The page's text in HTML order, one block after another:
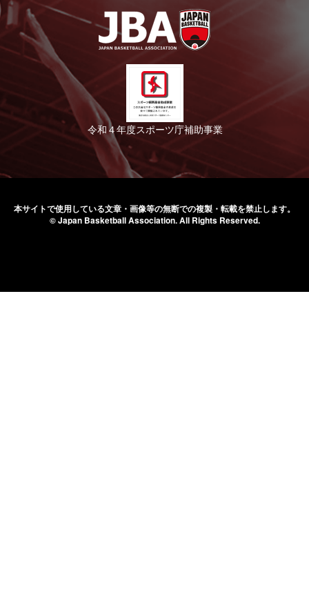
令和４年度スポーツ庁補助事業
本サイトで使用している文章・画像等の無断での複製・転載を禁止します。
© Japan Basketball Association.All Rights Reserved.